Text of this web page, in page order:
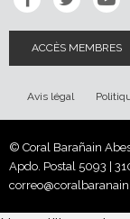
ACCÈS MEMBRES
Avis légal
© Coral Barañain
Apdo. Postal 5093 |